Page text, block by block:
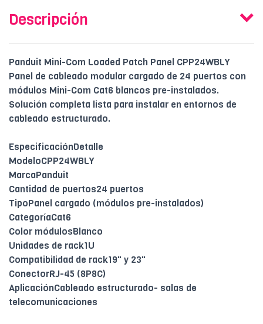
Descripción
Panduit Mini-Com Loaded Patch Panel CPP24WBLY
Panel de cableado modular cargado de 24 puertos con
módulos Mini-Com Cat6 blancos pre-instalados.
Solución completa lista para instalar en entornos de
cableado estructurado.
EspecificaciónDetalle
ModeloCPP24WBLY
MarcaPanduit
Cantidad de puertos24 puertos
TipoPanel cargado (módulos pre-instalados)
CategoríaCat6
Color módulosBlanco
Unidades de rack1U
Compatibilidad de rack19" y 23"
ConectorRJ-45 (8P8C)
AplicaciónCableado estructurado- salas de
telecomunicaciones